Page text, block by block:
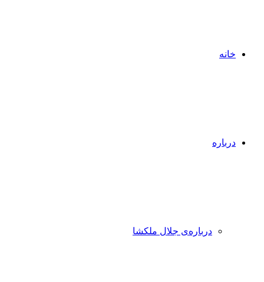
خانه
درباره
درباره‌ی جلال ملکشا